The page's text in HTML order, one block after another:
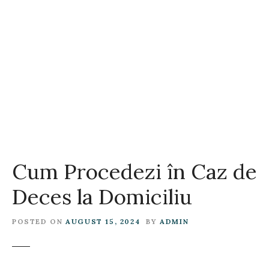
Cum Procedezi în Caz de
Deces la Domiciliu
POSTED ON AUGUST 15, 2024 BY ADMIN